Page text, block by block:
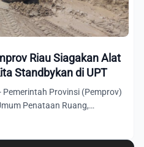
Riau Siagakan Alat
Standbykan di UPT
Pemerintah Provinsi (Pemprov)
Penataan Ruang,